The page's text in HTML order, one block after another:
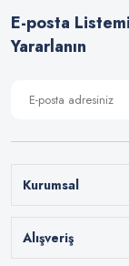
E-posta
Yararlanın
Kurumsal
Alışveriş